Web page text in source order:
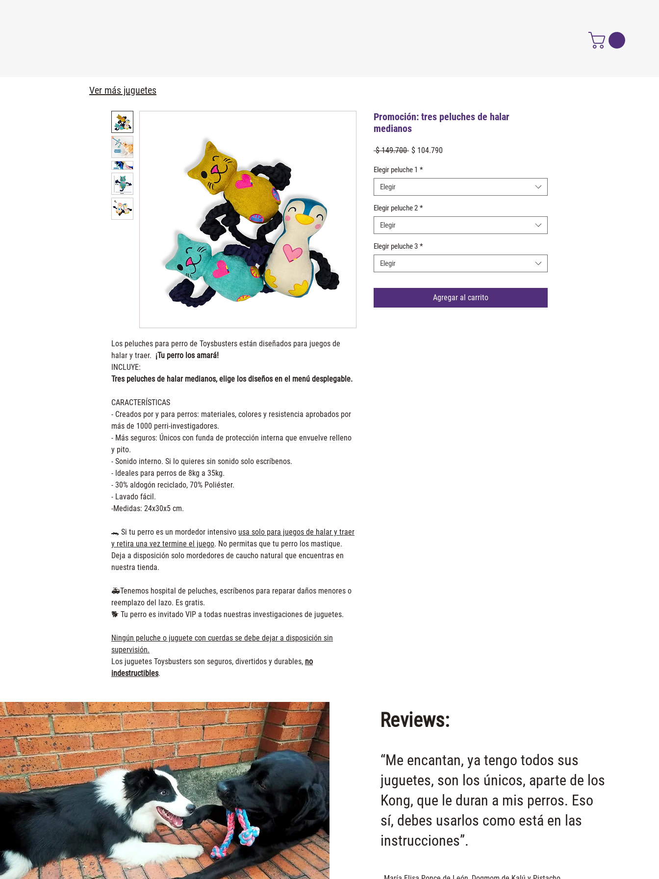
Ver más juguetes
Los peluches para perro de Toysbusters están diseñados para juegos de
halar y traer. ¡Tu perro los amará!
INCLUYE:
Tres peluches de halar medianos, elige los diseños en el menú desplegable.
CARACTERÍSTICAS
- Creados por y para perros: materiales, colores y resistencia aprobados por
más de 1000 perri-investigadores.
- Más seguros: Únicos con funda de protección interna que envuelve relleno
y pito.
- Sonido interno. Si lo quieres sin sonido solo escríbenos.
- Ideales para perros de 8kg a 35kg.
- 30% aldogón reciclado, 70% Poliéster.
- Lavado fácil.
-Medidas: 24x30x5 cm.
🐊 Si tu perro es un mordedor intensivo usa solo para juegos de halar y traer
y retira una vez termine el juego. No permitas que tu perro los mastique.
Deja a disposición solo mordedores de caucho natural que encuentras en
nuestra tienda.
🚑Tenemos hospital de peluches, escríbenos para reparar daños menores o
reemplazo del lazo. Es gratis.
🐕 Tu perro es invitado VIP a todas nuestras investigaciones de juguetes.
Ningún peluche o juguete con cuerdas se debe dejar a disposición sin
supervisión.
Los juguetes Toysbusters son seguros, divertidos y durables, no
indestructibles.
Promoción: tres peluches de halar
medianos
$ 149.700 Precio
$ 104.790
Elegir peluche 1 *
Elegir
Elegir peluche 2 *
Elegir
Elegir peluche 3 *
Elegir
Agregar al carrito
Reviews:
“Me encantan, ya tengo todos sus
juguetes, son los únicos, aparte de los
Kong, que le duran a mis perros. Eso
sí, debes usarlos como está en las
instrucciones”.